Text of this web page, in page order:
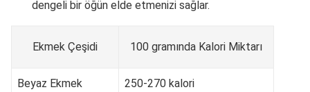
dengeli bir öğün elde etmenizi sağlar.
Ekmek Çeşidi 100 gramında Kalori Miktarı
Beyaz Ekmek 250-270 kalori